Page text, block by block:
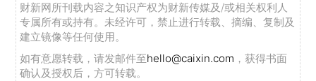
财新网所刊载内容之知识产权为财新传媒及/或相关权利人
专属所有或持有。未经许可，禁止进行转载、摘编、复制及
建立镜像等任何使用。
如有意愿转载，请发邮件至hello@caixin.com ，获得书面
确认及授权后，方可转载。